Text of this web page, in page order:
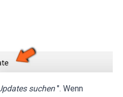
suchen ". Wenn